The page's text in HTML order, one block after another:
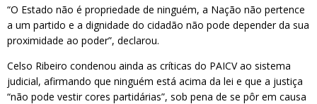
“O Estado não é propriedade de ninguém, a Nação não pertence
a um partido e a dignidade do cidadão não pode depender da sua
proximidade ao poder”, declarou.
Celso Ribeiro condenou ainda as críticas do PAICV ao sistema
judicial, afirmando que ninguém está acima da lei e que a justiça
“não pode vestir cores partidárias”, sob pena de se pôr em causa